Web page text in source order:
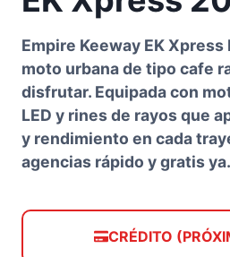
Empire Keeway EK Xpress
moto urbana de tipo cafe
disfrutar. Equipada con
LED y rines de rayos que
y rendimiento en cada
agencias rápido y gratis ya.
CRÉDITO